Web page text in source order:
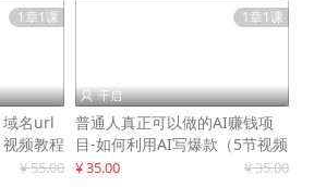
1章1课
域名url
频教程
¥ 55.00
1章1课
 千启
普通人真正可以做的AI赚钱项
目-如何利用AI写爆款（5节视频
课）
¥ 35.00 ¥ 35.00